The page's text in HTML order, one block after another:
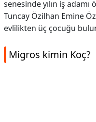
senesinde yılın iş
Tuncay Özilhan Emine
evlilikten üç çocuğu
Migros kimin Koç?